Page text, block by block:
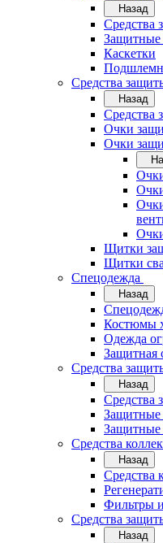
Назад
Средства
Защитные
Каскетки
Средства
Назад
Средства
Очки
Очки
Щитки
Щитки
Спецодежда
Назад
Костюмы
Одежда
Защитная
Средства
Назад
Средства
Защитные
Средства
Назад
Средства
Фильтры
Средства
Назад